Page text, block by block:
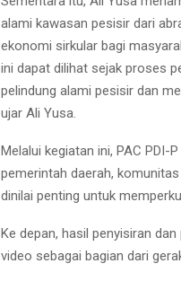
alami kawasan pesisir dari
ekonomi sirkular bagi
ini dapat dilihat sejak proses
pelindung alami pesisir dan
ujar Ali Yusa.
Melalui kegiatan ini, PAC
pemerintah daerah,
dinilai penting untuk
Ke depan, hasil penyisiran
video sebagai bagian dari